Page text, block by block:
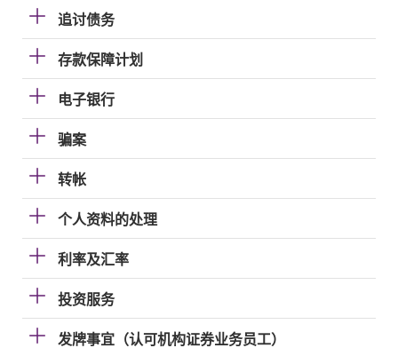
追讨债务
存款保障计划
电子银行
骗案
转帐
个人资料的处理
利率及汇率
投资服务
发牌事宜（认可机构证券业务员工）